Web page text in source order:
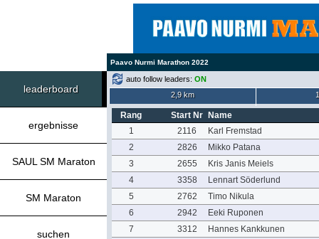
Paavo Nurmi Marathon 2022
leaderboard
ergebnisse
SAUL SM Maraton
SM Maraton
suchen
auto follow leaders: ON
2,9 km
Rang Start Nr
Name
1
2116
Karl Fremstad
2
2826
Mikko Patana
3
2655
Kris Janis Meiels
4
3358
Lennart Söderlund
5
2762
Timo Nikula
6
2942
Eeki Ruponen
7
3312
Hannes Kankkunen